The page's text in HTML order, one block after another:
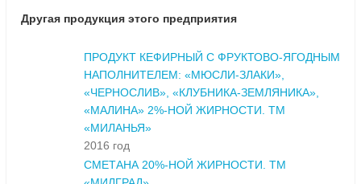
Другая продукция этого предприятия
ПРОДУКТ КЕФИРНЫЙ С ФРУКТОВО-ЯГОДНЫМ
НАПОЛНИТЕЛЕМ: «МЮСЛИ-ЗЛАКИ»,
«ЧЕРНОСЛИВ», «КЛУБНИКА-ЗЕМЛЯНИКА»,
«МАЛИНА» 2%-НОЙ ЖИРНОСТИ. ТМ
«МИЛАНЬЯ»
2016 год
СМЕТАНА 20%-НОЙ ЖИРНОСТИ. ТМ